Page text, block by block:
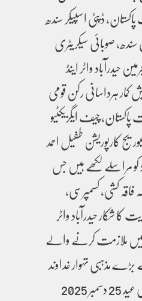
ڈپٹی اسپیکر سندھ
صوبائی سیکریٹری
حیدرآباد واٹر اینڈ
کمار ہرداسانی رکن قومی
چیف ایگزیکٹیو
کارپوریشن طفیل احمد
کو مراسلے لکھے ہیں جس
فاقہ کشی، کسمپرسی،
کا شکار حیدرآباد واٹر
میں ملازمت کرنے والے
مذہبی تہوار خداوند
یسوع مسیح کی ولادت کی عید 25 دسمبر 2025